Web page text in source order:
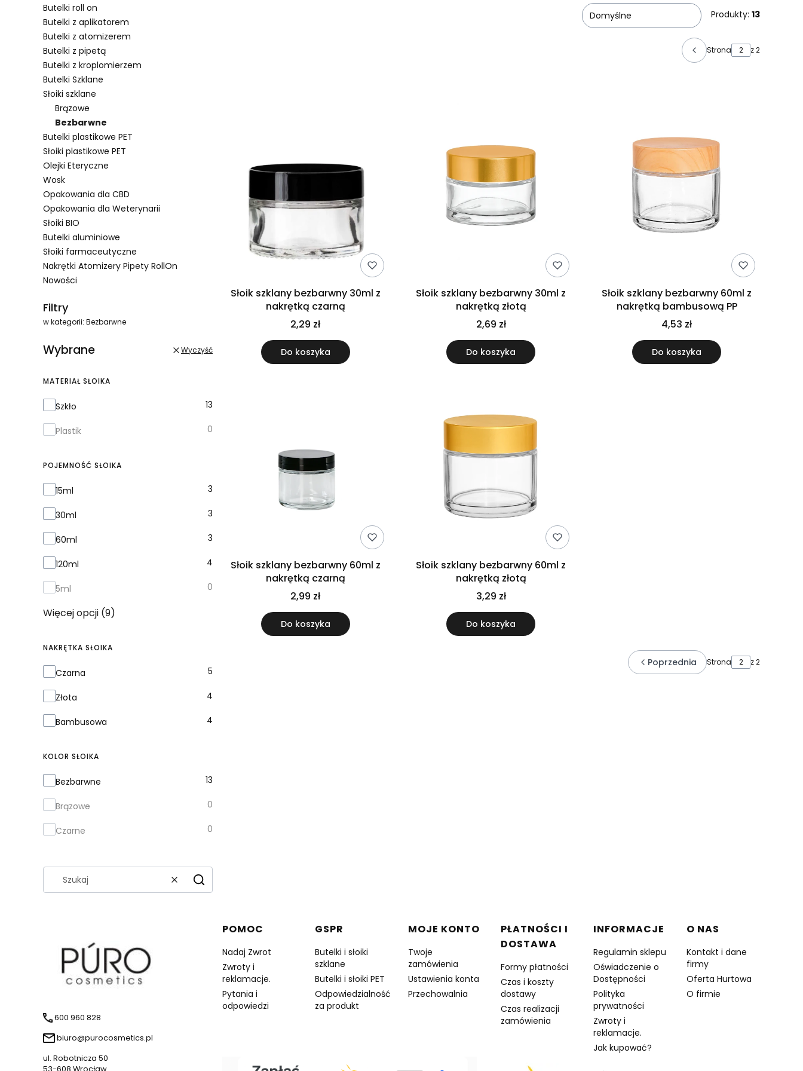
Butelki roll on
Butelki z aplikatorem
Butelki z atomizerem
Butelki z pipetą
Butelki z kroplomierzem
Butelki Szklane
Słoiki szklane
Brązowe
Bezbarwne
Butelki plastikowe PET
Słoiki plastikowe PET
Olejki Eteryczne
Wosk
Opakowania dla CBD
Opakowania dla Weterynarii
Słoiki BIO
Butelki aluminiowe
Słoiki farmaceutyczne
Nakrętki Atomizery Pipety RollOn
Nowości
Filtry
w kategorii: Bezbarwne
Wybrane Wyczyść
MATERIAŁ SŁOIKA
Materiał słoika
Szkło 13
Plastik 0
POJEMNOŚĆ SŁOIKA
Pojemność słoika
15ml 3
30ml 3
60ml 3
120ml 4
5ml 0
Więcej opcji (9)
NAKRĘTKA SŁOIKA
Nakrętka słoika
Czarna 5
Złota 4
Bambusowa 4
KOLOR SŁOIKA
Kolor słoika
Bezbarwne 13
Brązowe 0
Czarne 0
WyczyśćSzukaj
Domyślne Produkty: 13
Strona z 2
Słoik szklany bezbarwny 30ml z
nakrętką czarną
2,29 zł
Do koszyka
Słoik szklany bezbarwny 30ml z
nakrętką złotą
2,69 zł
Do koszyka
Słoik szklany bezbarwny 60ml z
nakrętką bambusową PP
4,53 zł
Do koszyka
Słoik szklany bezbarwny 60ml z
nakrętką czarną
2,99 zł
Do koszyka
Słoik szklany bezbarwny 60ml z
nakrętką złotą
3,29 zł
Do koszyka
Poprzednia Strona z 2
600 960 828
biuro@purocosmetics.pl
ul. Robotnicza 50
53-608 Wrocław
Linki w stopce
POMOC
Nadaj Zwrot
Zwroty i
reklamacje.
Pytania i
odpowiedzi
GSPR
Butelki i słoiki
szklane
Butelki i słoiki PET
Odpowiedzialność
za produkt
MOJE KONTO
Twoje
zamówienia
Ustawienia konta
Przechowalnia
PŁATNOŚCI I
DOSTAWA
Formy płatności
Czas i koszty
dostawy
Czas realizacji
zamówienia
INFORMACJE
Regulamin sklepu
Oświadczenie o
Dostępności
Polityka
prywatności
Zwroty i
reklamacje.
Jak kupować?
O NAS
Kontakt i dane
firmy
Oferta Hurtowa
O firmie